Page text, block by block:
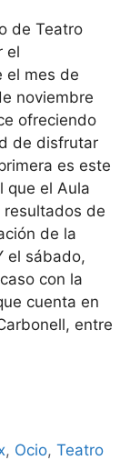
de Teatro
el
el mes de
noviembre
ofreciendo
de disfrutar
es este
que el Aula
resultados de
de la
el sábado,
con la
cuenta en
entre
, Ocio,Teatro